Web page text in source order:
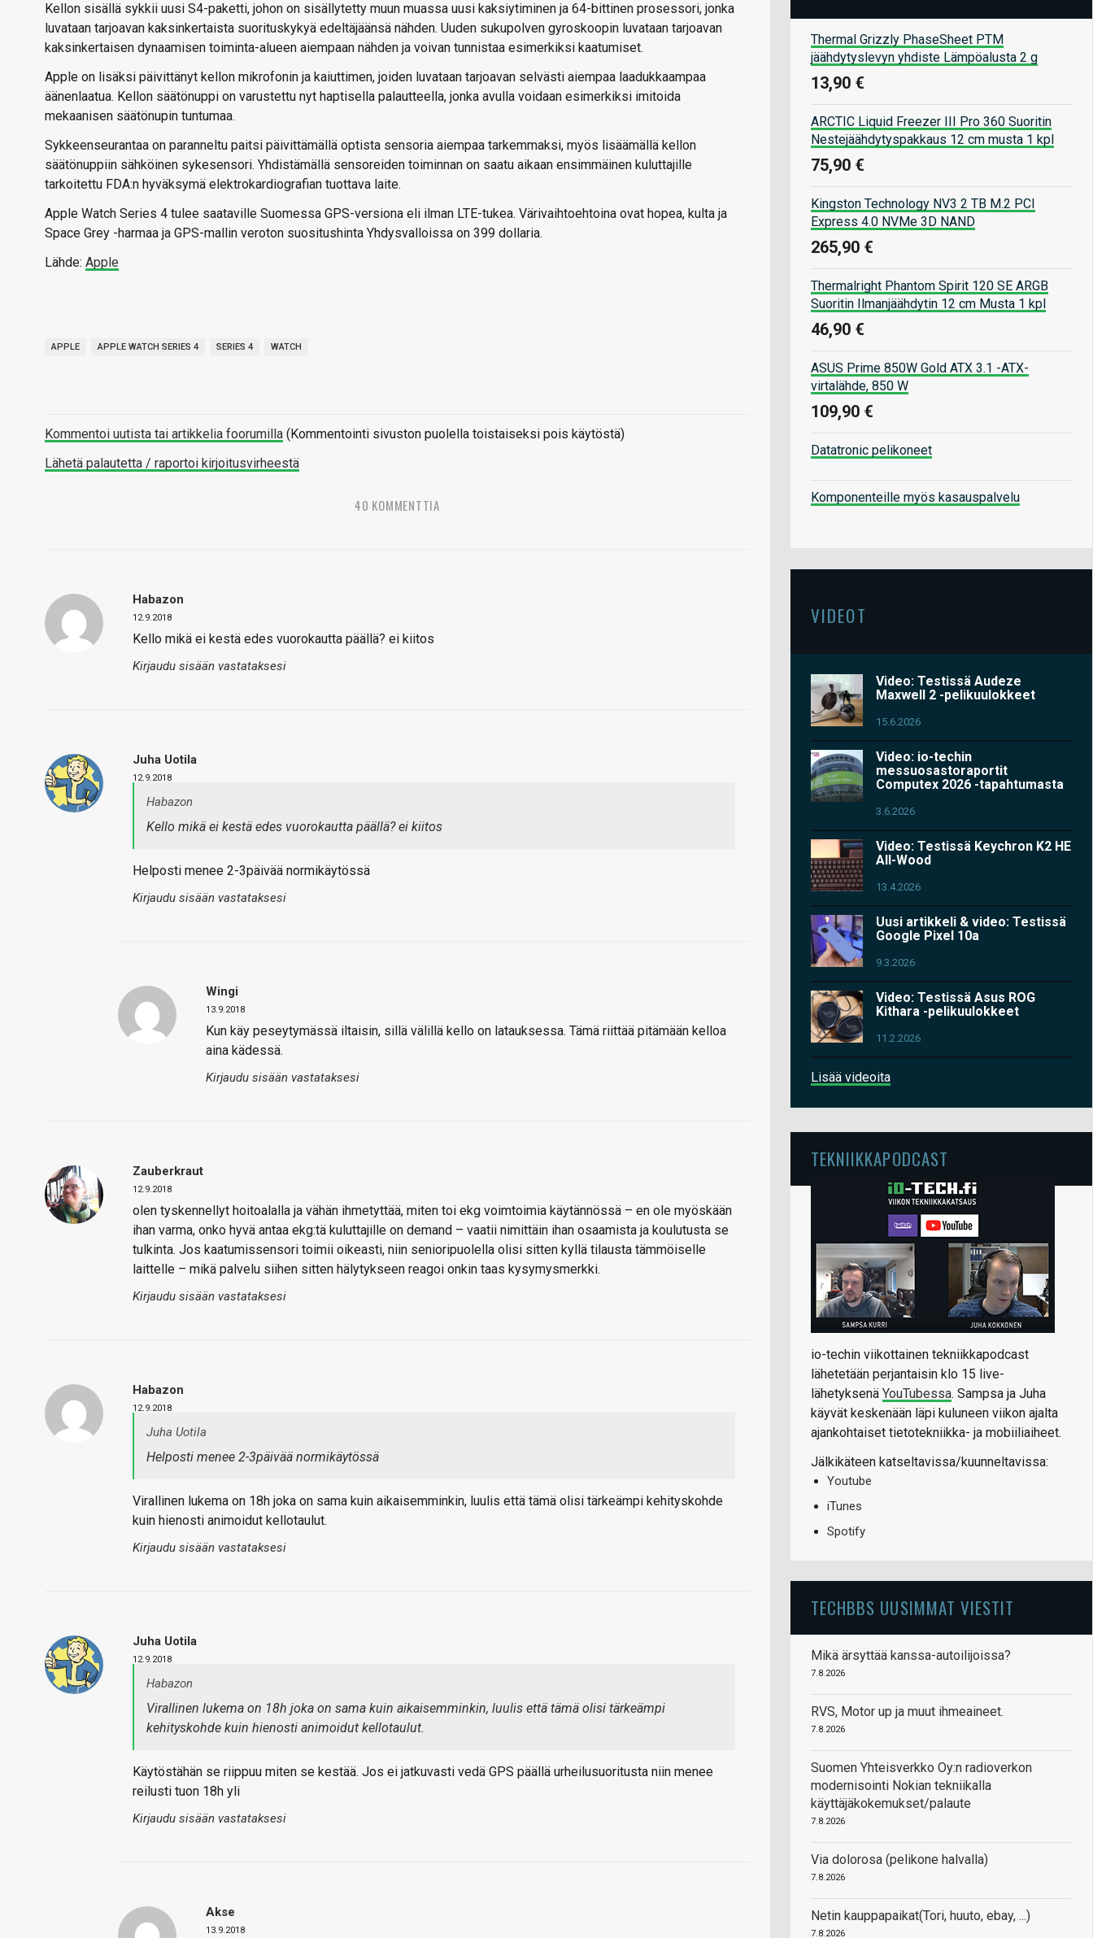
Kellon sisällä sykkii uusi S4-paketti, johon on sisällytetty muun muassa uusi kaksiytiminen ja 64-bittinen prosessori, jonka
luvataan tarjoavan kaksinkertaista suorituskykyä edeltäjäänsä nähden. Uuden sukupolven gyroskoopin luvataan tarjoavan
kaksinkertaisen dynaamisen toiminta-alueen aiempaan nähden ja voivan tunnistaa esimerkiksi kaatumiset.
Apple on lisäksi päivittänyt kellon mikrofonin ja kaiuttimen, joiden luvataan tarjoavan selvästi aiempaa laadukkaampaa
äänenlaatua. Kellon säätönuppi on varustettu nyt haptisella palautteella, jonka avulla voidaan esimerkiksi imitoida
mekaanisen säätönupin tuntumaa.
Sykkeenseurantaa on paranneltu paitsi päivittämällä optista sensoria aiempaa tarkemmaksi, myös lisäämällä kellon
säätönuppiin sähköinen sykesensori. Yhdistämällä sensoreiden toiminnan on saatu aikaan ensimmäinen kuluttajille
tarkoitettu FDA:n hyväksymä elektrokardiografian tuottava laite.
Apple Watch Series 4 tulee saataville Suomessa GPS-versiona eli ilman LTE-tukea. Värivaihtoehtoina ovat hopea, kulta ja
Space Grey -harmaa ja GPS-mallin veroton suositushinta Yhdysvalloissa on 399 dollaria.
Lähde: Apple
APPLE APPLE WATCH SERIES 4 SERIES 4 WATCH
Kommentoi uutista tai artikkelia foorumilla (Kommentointi sivuston puolella toistaiseksi pois käytöstä)
Lähetä palautetta / raportoi kirjoitusvirheestä
40 KOMMENTTIA
Habazon
12.9.2018
Kello mikä ei kestä edes vuorokautta päällä? ei kiitos
Kirjaudu sisään vastataksesi
Juha Uotila
12.9.2018
Habazon
Kello mikä ei kestä edes vuorokautta päällä? ei kiitos
Helposti menee 2-3päivää normikäytössä
Kirjaudu sisään vastataksesi
Wingi
13.9.2018
Kun käy peseytymässä iltaisin, sillä välillä kello on latauksessa. Tämä riittää pitämään kelloa
aina kädessä.
Kirjaudu sisään vastataksesi
Zauberkraut
12.9.2018
olen tyskennellyt hoitoalalla ja vähän ihmetyttää, miten toi ekg voimtoimia käytännössä – en ole myöskään
ihan varma, onko hyvä antaa ekg:tä kuluttajille on demand – vaatii nimittäin ihan osaamista ja koulutusta se
tulkinta. Jos kaatumissensori toimii oikeasti, niin senioripuolella olisi sitten kyllä tilausta tämmöiselle
laittelle – mikä palvelu siihen sitten hälytykseen reagoi onkin taas kysymysmerkki.
Kirjaudu sisään vastataksesi
Habazon
12.9.2018
Juha Uotila
Helposti menee 2-3päivää normikäytössä
Virallinen lukema on 18h joka on sama kuin aikaisemminkin, luulis että tämä olisi tärkeämpi kehityskohde
kuin hienosti animoidut kellotaulut.
Kirjaudu sisään vastataksesi
Juha Uotila
12.9.2018
Habazon
Virallinen lukema on 18h joka on sama kuin aikaisemminkin, luulis että tämä olisi tärkeämpi
kehityskohde kuin hienosti animoidut kellotaulut.
Käytöstähän se riippuu miten se kestää. Jos ei jatkuvasti vedä GPS päällä urheilusuoritusta niin menee
reilusti tuon 18h yli
Kirjaudu sisään vastataksesi
Akse
13.9.2018
Thermal Grizzly PhaseSheet PTM
jäähdytyslevyn yhdiste Lämpöalusta 2 g
13,90 €
ARCTIC Liquid Freezer III Pro 360 Suoritin
Nestejäähdytyspakkaus 12 cm musta 1 kpl
75,90 €
Kingston Technology NV3 2 TB M.2 PCI
Express 4.0 NVMe 3D NAND
265,90 €
Thermalright Phantom Spirit 120 SE ARGB
Suoritin Ilmanjäähdytin 12 cm Musta 1 kpl
46,90 €
ASUS Prime 850W Gold ATX 3.1 -ATX-
virtalähde, 850 W
109,90 €
Datatronic pelikoneet
Komponenteille myös kasauspalvelu
VIDEOT
Video: Testissä Audeze
Maxwell 2 -pelikuulokkeet
15.6.2026
Video: io-techin
messuosastoraportit
Computex 2026 -tapahtumasta
3.6.2026
Video: Testissä Keychron K2 HE
All-Wood
13.4.2026
Uusi artikkeli & video: Testissä
Google Pixel 10a
9.3.2026
Video: Testissä Asus ROG
Kithara -pelikuulokkeet
11.2.2026
Lisää videoita
TEKNIIKKAPODCAST
io-techin viikottainen tekniikkapodcast
lähetetään perjantaisin klo 15 live-
lähetyksenä YouTubessa. Sampsa ja Juha
käyvät keskenään läpi kuluneen viikon ajalta
ajankohtaiset tietotekniikka- ja mobiiliaiheet.
Jälkikäteen katseltavissa/kuunneltavissa:
Youtube
iTunes
Spotify
TECHBBS UUSIMMAT VIESTIT
Mikä ärsyttää kanssa-autoilijoissa?
7.8.2026
RVS, Motor up ja muut ihmeaineet.
7.8.2026
Suomen Yhteisverkko Oy:n radioverkon
modernisointi Nokian tekniikalla
käyttäjäkokemukset/palaute
7.8.2026
Via dolorosa (pelikone halvalla)
7.8.2026
Netin kauppapaikat(Tori, huuto, ebay, ...)
7.8.2026